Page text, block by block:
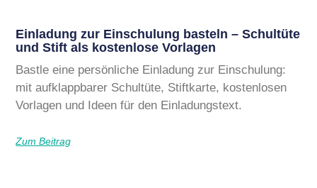
Einladung zur Einschulung basteln – Schultüte
und Stift als kostenlose Vorlagen
Bastle eine persönliche Einladung zur Einschulung:
mit aufklappbarer Schultüte, Stiftkarte, kostenlosen
Vorlagen und Ideen für den Einladungstext.
Zum Beitrag